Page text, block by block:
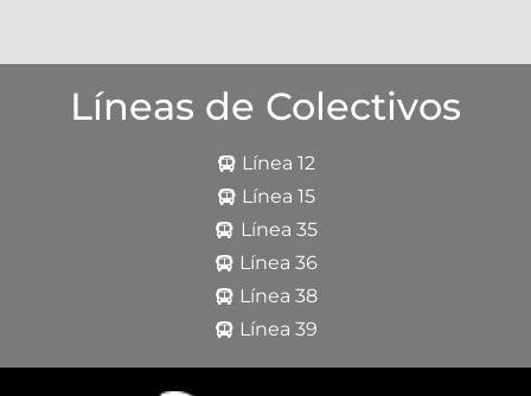
Líneas de Colectivos
Línea 12
Línea 15
Línea 35
Línea 36
Línea 38
Línea 39